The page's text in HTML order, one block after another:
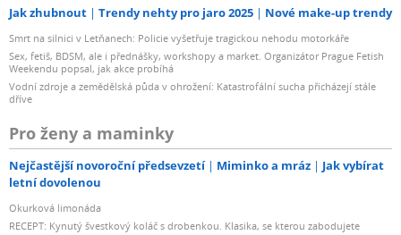
Jak zhubnout Trendy nehty pro jaro 2025 Nové make-up trendy
Smrt na silnici v Letňanech: Policie vyšetřuje tragickou nehodu motorkáře
Sex, fetiš, BDSM, ale i přednášky, workshopy a market. Organizátor Prague Fetish
Weekendu popsal, jak akce probíhá
Vodní zdroje a zemědělská půda v ohrožení: Katastrofální sucha přicházejí stále
dříve
Pro ženy a maminky
Nejčastější novoroční předsevzetí Miminko a mráz
Jak vybírat
letní dovolenou
Okurková limonáda
RECEPT: Kynutý švestkový koláč s drobenkou. Klasika, se kterou zabodujete